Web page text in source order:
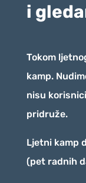
i
Tokom
kamp.
nisu
pridruže.
Ljetni kamp
(pet radnih